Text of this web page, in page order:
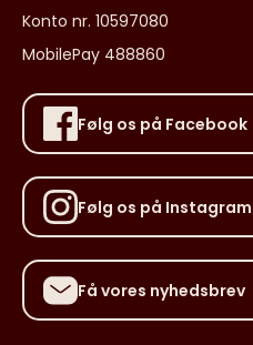
Konto nr. 10597080
MobilePay 488860
Følg os på Facebook
Følg os på Instagram
Få vores nyhedsbrev